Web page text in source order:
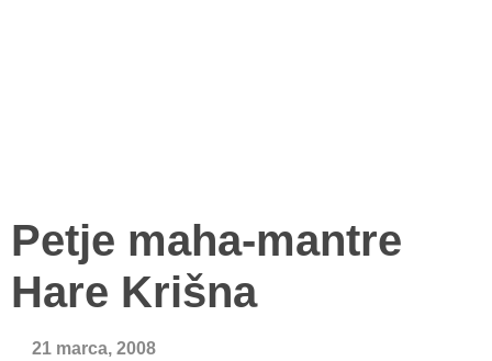
Petje maha-mantre
Hare Krišna
21 marca, 2008